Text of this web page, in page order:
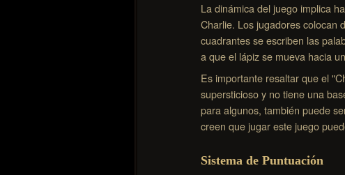
La dinámica del juego implica
Charlie. Los jugadores colocan
cuadrantes se escriben las
a que el lápiz se mueva hacia
Es importante resaltar que el
supersticioso y no tiene una
para algunos, también puede
creen que jugar este juego
Sistema de Puntuación